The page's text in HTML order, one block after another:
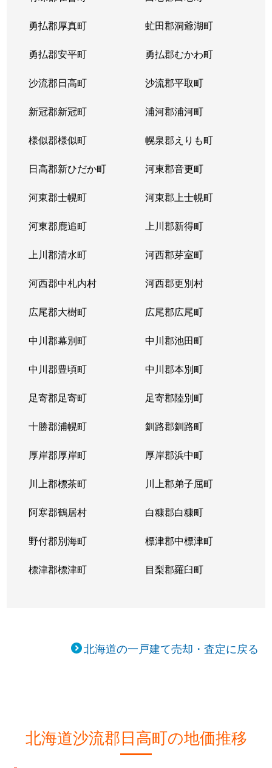
勇払郡厚真町 虻田郡洞爺湖町
勇払郡安平町 勇払郡むかわ町
沙流郡日高町 沙流郡平取町
新冠郡新冠町 浦河郡浦河町
様似郡様似町 幌泉郡えりも町
日高郡新ひだか町 河東郡音更町
河東郡士幌町 河東郡上士幌町
河東郡鹿追町 上川郡新得町
上川郡清水町 河西郡芽室町
河西郡中札内村 河西郡更別村
広尾郡大樹町 広尾郡広尾町
中川郡幕別町 中川郡池田町
中川郡豊頃町 中川郡本別町
足寄郡足寄町 足寄郡陸別町
十勝郡浦幌町 釧路郡釧路町
厚岸郡厚岸町 厚岸郡浜中町
川上郡標茶町 川上郡弟子屈町
阿寒郡鶴居村 白糠郡白糠町
野付郡別海町 標津郡中標津町
標津郡標津町 目梨郡羅臼町
北海道の一戸建て売却・査定に戻る
北海道沙流郡日高町の地価推移